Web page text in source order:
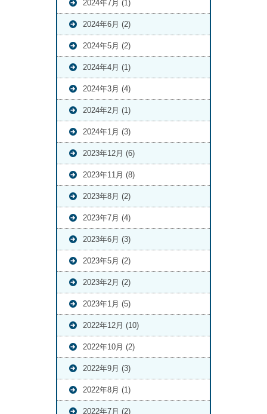
2024年7月 (1)
2024年6月 (2)
2024年5月 (2)
2024年4月 (1)
2024年3月 (4)
2024年2月 (1)
2024年1月 (3)
2023年12月 (6)
2023年11月 (8)
2023年8月 (2)
2023年7月 (4)
2023年6月 (3)
2023年5月 (2)
2023年2月 (2)
2023年1月 (5)
2022年12月 (10)
2022年10月 (2)
2022年9月 (3)
2022年8月 (1)
2022年7月 (2)